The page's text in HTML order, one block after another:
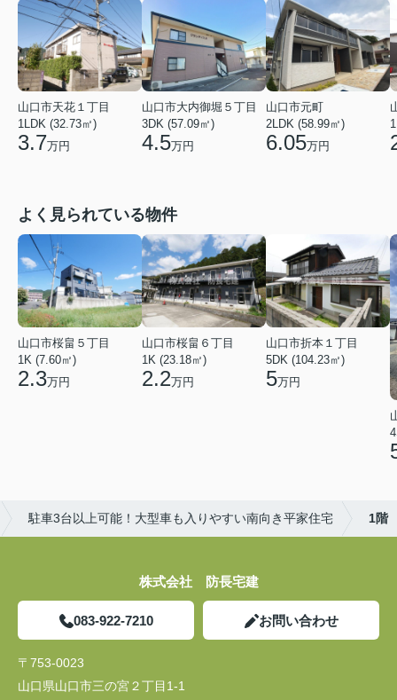
山口市天花１丁目
1LDK (32.73㎡)
3.7万円
山口市大内御堀５丁目
3DK (57.09㎡)
4.5万円
山口市元町
2LDK (58.99㎡)
6.05万円
よく見られている物件
山口市桜畠５丁目
1K (7.60㎡)
2.3万円
山口市桜畠６丁目
1K (23.18㎡)
2.2万円
山口市折本１丁目
5DK (104.23㎡)
5万円
駐車3台以上可能！大型車も入りやすい南向き平家住宅 1階
株式会社 防長宅建
083-922-7210 お問い合わせ
〒753-0023
山口県山口市三の宮２丁目1-1